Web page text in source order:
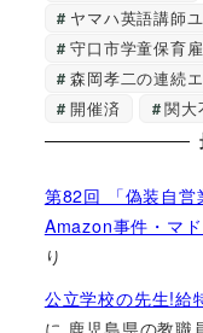
ヤマハ英語講師
守口市学童保育
森岡孝二の連続
開催済
関大
第82回 「偽装自営
Amazon事件・マ
り
公立学校の先生!給
に 鹿児島県の教職